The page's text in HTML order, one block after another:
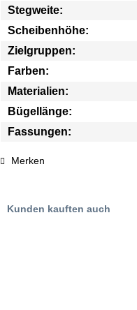
Stegweite:
Scheibenhöhe:
Zielgruppen:
Farben:
Materialien:
Bügellänge:
Fassungen:
Merken
Kunden kauften auch